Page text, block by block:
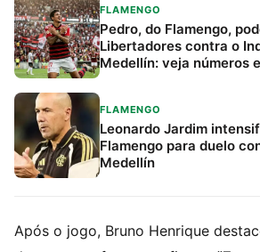
FLAMENGO
Pedro, do Flamengo,
Libertadores contra o
Medellín: veja números
FLAMENGO
Leonardo Jardim
Flamengo para duelo
Medellín
Após o jogo, Bruno Henrique